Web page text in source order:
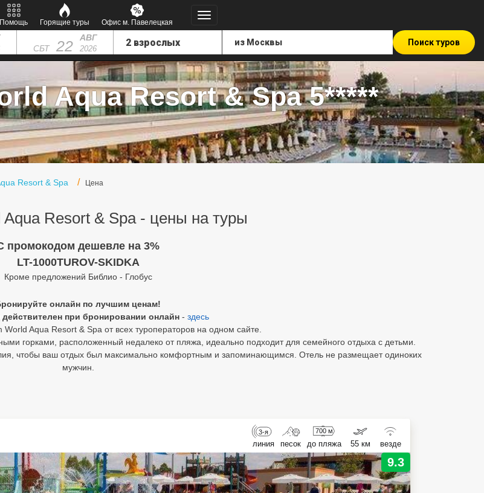
Помощь Горящие туры Офис м. Павелецкая
СБТ 22 АВГ
2026
Поиск туров
Aqua Resort & Spa 5*****
Resort & Spa Цена
Resort & Spa - цены на туры
промокодом дешевле на 3%
LT-1000TUROV-SKIDKA
Кроме предложений Библио - Глобус
онлайн по лучшим ценам!
при бронировании онлайн - здесь
Aqua Resort & Spa от всех туроператоров на одном сайте.
горками, расположенный недалеко от пляжа, идеально подходит для семейного отдыха с детьми.
чтобы ваш отдых был максимально комфортным и запоминающимся. Отель не размещает одиноких
мужчин.
3-я
линия песок
700 м
до пляжа 55 км везде
9.3